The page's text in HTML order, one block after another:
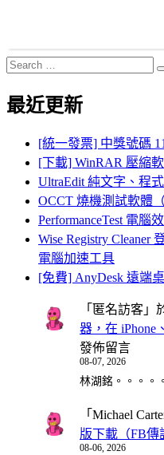
Search
for:
最近更新
[統一發票] 中獎號碼
[下載] WinRAR 壓縮
UltraEdit 純文字、程
OCCT 燒機測試軟體
PerformanceTest 電
Wise Registry Cleaner
電腦加速工具
[免費] AnyDesk 遠端
「 匿名訪客 」
器，在 iPhone
發佈留言
08-07, 2026
林湖銘。。。。。
「 Michael
版下載（FB傳
08-06, 2026